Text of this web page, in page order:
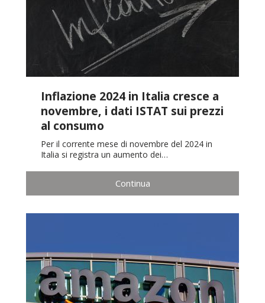
Inflazione 2024 in Italia cresce a
novembre, i dati ISTAT sui prezzi
al consumo
Per il corrente mese di novembre del 2024 in
Italia si registra un aumento dei…
Continua